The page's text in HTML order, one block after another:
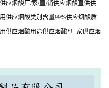
应烟酸厂/家/直/销供应烟酸直供供
供应烟酸类别含量99%供应烟酸质
供应烟酸用途供应烟酸*厂家供应烟